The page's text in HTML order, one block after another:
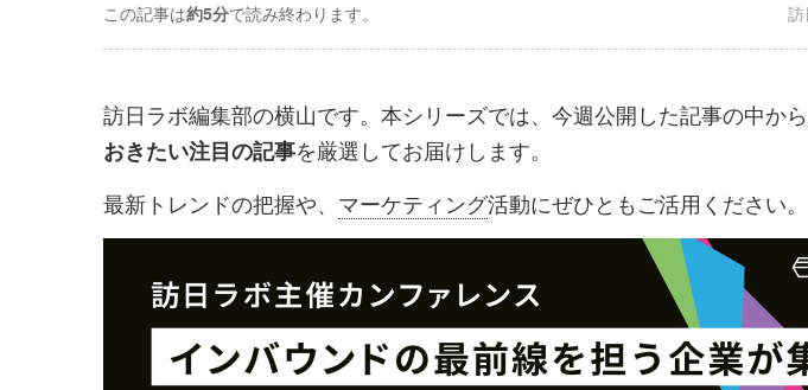
記
事
シ
ェ
ア
す
る
事
シ
ェ
ア
す
る
ブ
ク
ー
ク
加
この記事は約5分で読み終わります。
訪日ラボ編集部の横山です。本シリーズでは、今週公開した記事の中から
おきたい注目の記事を厳選してお届けします。
最新トレンドの把握や、 マーケティング活動にぜひともご活用ください。